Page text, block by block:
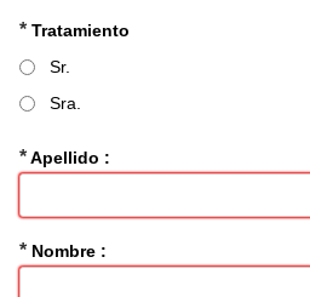
* Tratamiento
Sr.
Sra.
*Apellido :
* Nombre :